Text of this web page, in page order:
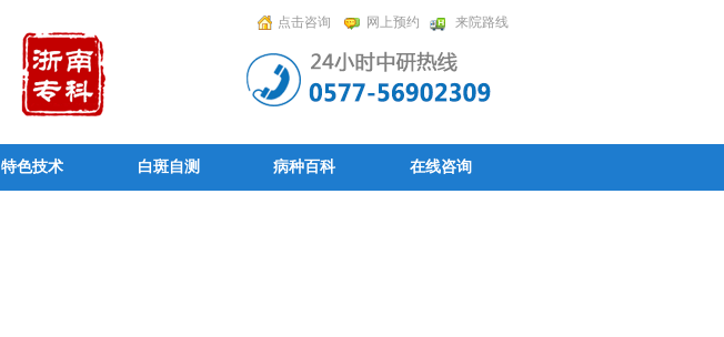
点击咨询 网上预约 来院路线
特色技术 白斑自测 病种百科 在线咨询